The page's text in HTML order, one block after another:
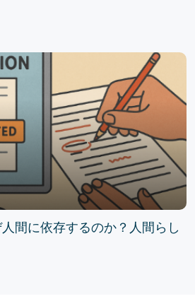
間に依存するのか？人間らし